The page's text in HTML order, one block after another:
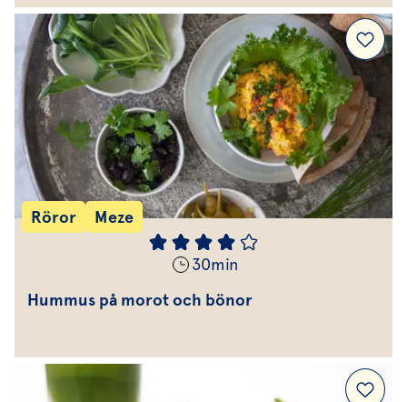
Röror Meze
30min
Hummus på morot och bönor